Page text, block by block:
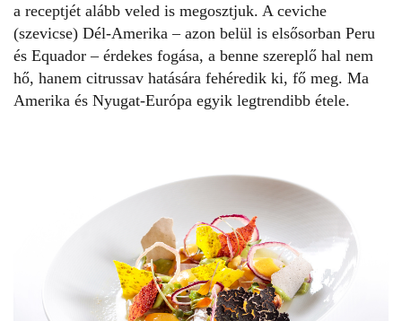
a receptjét alább veled is megosztjuk. A ceviche
(szevicse) Dél-Amerika – azon belül is elsősorban Peru
és Equador – érdekes fogása, a benne szereplő hal nem
hő, hanem citrussav hatására fehéredik ki, fő meg. Ma
Amerika és Nyugat-Európa egyik legtrendibb étele.